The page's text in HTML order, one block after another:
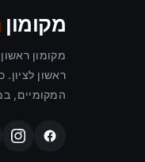
מקומון
מקומון
ראשון לציון.
המקומיים,